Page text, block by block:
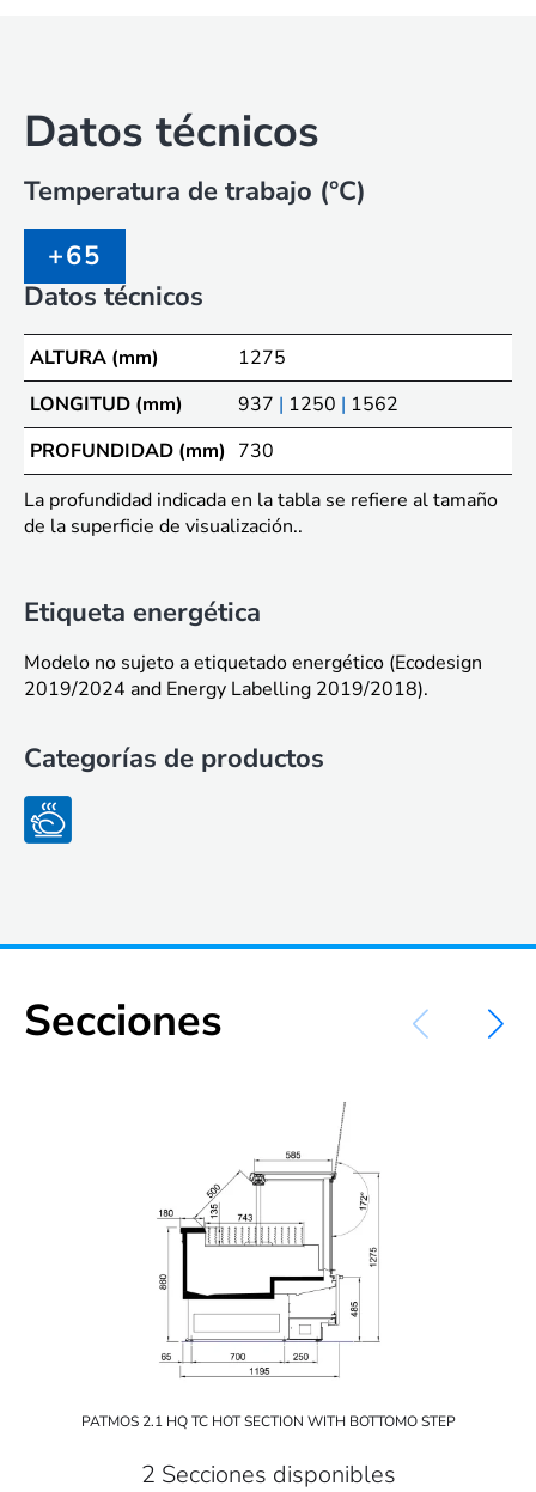
Datos técnicos
Temperatura de trabajo (°C)
+65
Datos técnicos
ALTURA (mm)
1275
LONGITUD (mm)
937 | 1250 | 1562
PROFUNDIDAD (mm) 730
La profundidad indicada en la tabla se refiere al tamaño
de la superficie de visualización..
Etiqueta energética
Modelo no sujeto a etiquetado energético (Ecodesign
2019/2024 and Energy Labelling 2019/2018).
Categorías de productos
Secciones
PATMOS 2.1 HQ TC HOT SECTION WITH BOTTOMO STEP
2 Secciones disponibles